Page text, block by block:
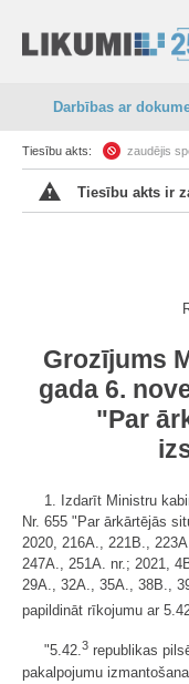
Darbības ar
Tiesību akts: zaudējis
Tiesību akts ir
Grozījums
gada 6.
"Par
1. Izdarīt Ministru
Nr. 655 "Par ārkārtējās
2020, 216A., 221B.,
247A., 251A. nr.; 2021,
29A., 32A., 35A., 38B.,
papildināt rīkojumu ar
"5.42.3 republikas
pakalpojumu